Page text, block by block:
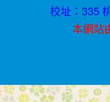
校址：335
本網站